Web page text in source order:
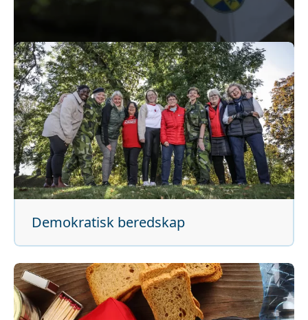
till att du stärker din egenberedskap.
Demokratisk beredskap